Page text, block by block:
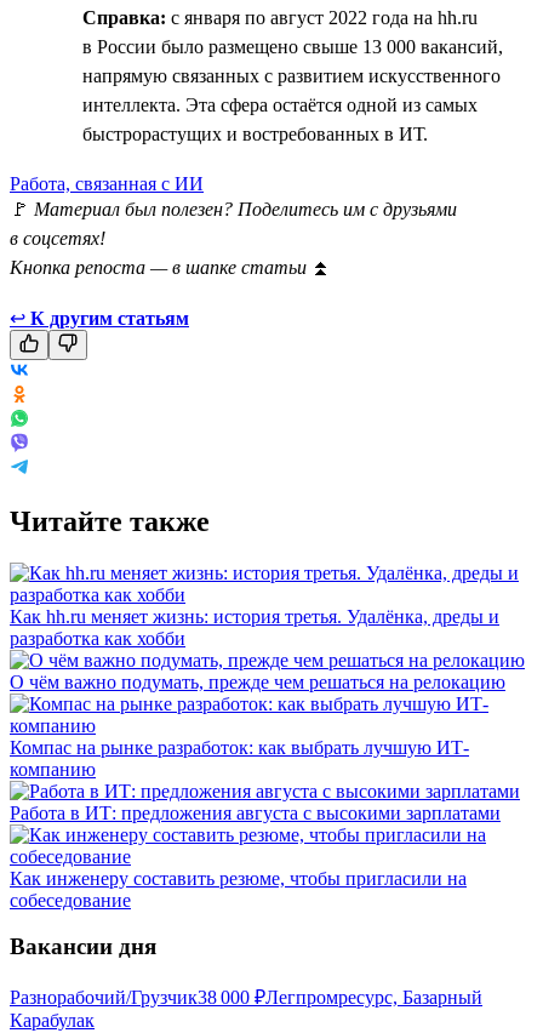
Справка: с января по август 2022 года на hh.ru
в России было размещено свыше 13 000 вакансий,
напрямую связанных с развитием искусственного
интеллекта. Эта сфера остаётся одной из самых
быстрорастущих и востребованных в ИТ.
Работа, связанная с ИИ
🚩 Материал был полезен? Поделитесь им с друзьями
в соцсетях!
Кнопка репоста — в шапке статьи ⏫
↩ К другим статьям
Читайте также
Как hh.ru меняет жизнь: история третья. Удалёнка, дреды и
разработка как хобби
О чём важно подумать, прежде чем решаться на релокацию
Компас на рынке разработок: как выбрать лучшую ИТ-
компанию
Работа в ИТ: предложения августа с высокими зарплатами
Как инженеру составить резюме, чтобы пригласили на
собеседование
Вакансии дня
Разнорабочий/Грузчик38 000 ₽Легпромресурс, Базарный
Карабулак